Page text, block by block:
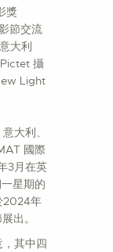
獎
節交流
大利
攝
Light
大利、
國際
3月在英
星期的
2024年
出。
其中四